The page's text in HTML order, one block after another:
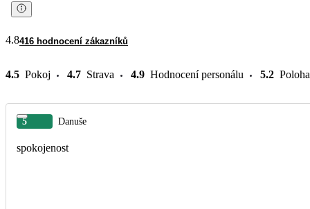
4.8416 hodnocení zákazníků
4.5 Pokoj 4.7 Strava 4.9 Hodnocení personálu 5.2 Poloha
5 Danuše
spokojenost